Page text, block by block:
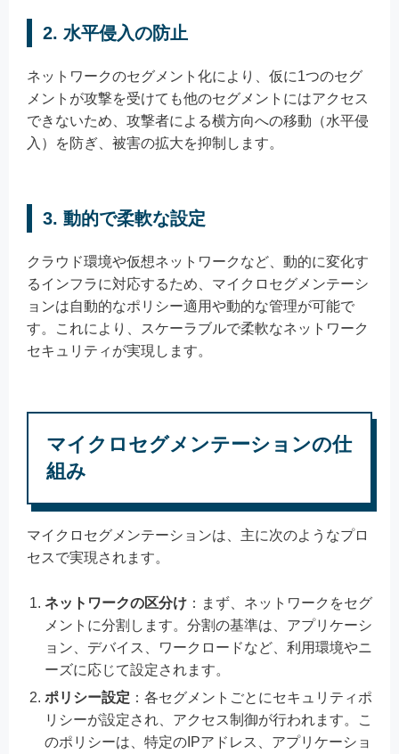
2. 水平侵入の防止
ネットワークのセグメント化により、仮に1つのセグ
メントが攻撃を受けても他のセグメントにはアクセス
できないため、攻撃者による横方向への移動（水平侵
入）を防ぎ、被害の拡大を抑制します。
3. 動的で柔軟な設定
クラウド環境や仮想ネットワークなど、動的に変化す
るインフラに対応するため、マイクロセグメンテーシ
ョンは自動的なポリシー適用や動的な管理が可能で
す。これにより、スケーラブルで柔軟なネットワーク
セキュリティが実現します。
マイクロセグメンテーションの仕
組み
マイクロセグメンテーションは、主に次のようなプロ
セスで実現されます。
ネットワークの区分け ：まず、ネットワークをセグ
メントに分割します。分割の基準は、アプリケーシ
ョン、デバイス、ワークロードなど、利用環境やニ
ーズに応じて設定されます。
ポリシー設定 ：各セグメントごとにセキュリティポ
リシーが設定され、アクセス制御が行われます。こ
のポリシーは、特定のIPアドレス、アプリケーショ